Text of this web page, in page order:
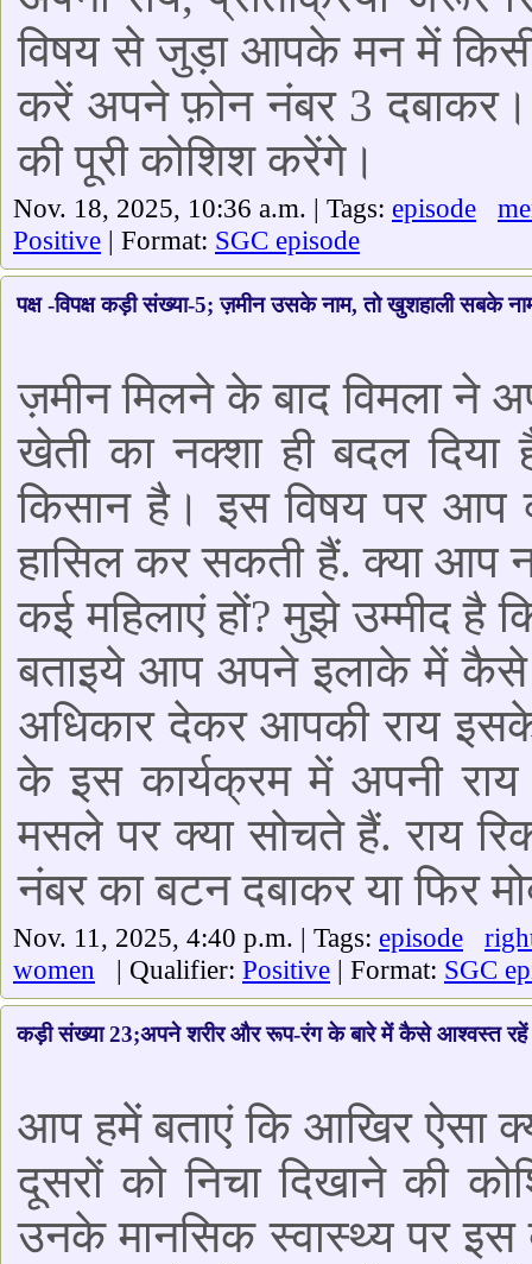
विषय से जुड़ा आपके मन में
करें अपने फ़ोन नंबर 3
की पूरी कोशिश करेंगे।
Nov. 18, 2025, 10:36 a.m. | Tags: episode
Positive | Format: SGC episode
पक्ष -विपक्ष कड़ी संख्या-5; ज़मीन उसके नाम, तो खुशहाली सबके
ज़मीन मिलने के बाद विमला ने
खेती का नक्शा ही बदल
किसान है। इस विषय पर आप
हासिल कर सकती हैं. क्या आप
कई महिलाएं हों? मुझे उम्मीद है
बताइये आप अपने इलाके में कैसे
अधिकार देकर आपकी राय इसके
के इस कार्यक्रम में अपनी
मसले पर क्या सोचते हैं. राय
नंबर का बटन दबाकर या फिर
Nov. 11, 2025, 4:40 p.m. | Tags: episode
women | Qualifier: Positive | Format: SGC
कड़ी संख्या 23;अपने शरीर और रूप-रंग के बारे में कैसे आश्वस्त रहें
आप हमें बताएं कि आखिर ऐसा
दूसरों को निचा दिखाने की
उनके मानसिक स्वास्थ्य पर